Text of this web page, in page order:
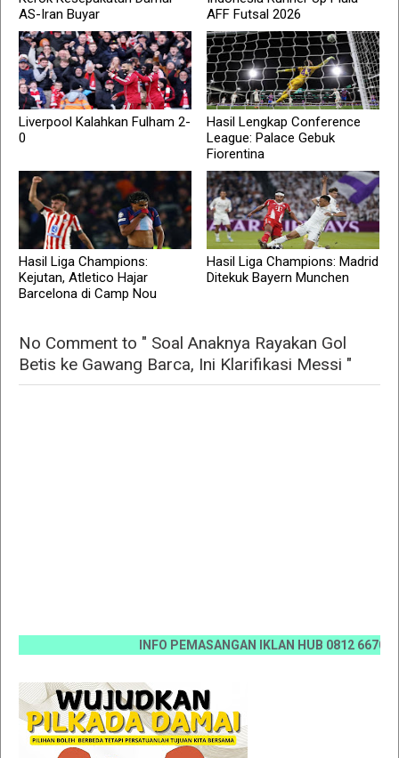
AS-Iran Buyar
AFF Futsal 2026
Liverpool Kalahkan Fulham 2-
0
Hasil Lengkap Conference
League: Palace Gebuk
Fiorentina
Hasil Liga Champions:
Kejutan, Atletico Hajar
Barcelona di Camp Nou
Hasil Liga Champions: Madrid
Ditekuk Bayern Munchen
No Comment to " Soal Anaknya Rayakan Gol
Betis ke Gawang Barca, Ini Klarifikasi Messi "
INFO PEMASANGAN IKLAN HUB 0812 6670